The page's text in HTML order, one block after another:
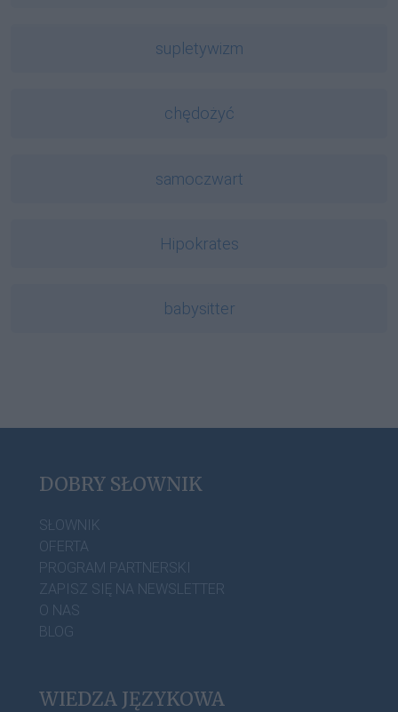
supletywizm
chędożyć
samoczwart
Hipokrates
babysitter
DOBRY SŁOWNIK
SŁOWNIK
OFERTA
PROGRAM PARTNERSKI
ZAPISZ SIĘ NA NEWSLETTER
O NAS
BLOG
WIEDZA JĘZYKOWA